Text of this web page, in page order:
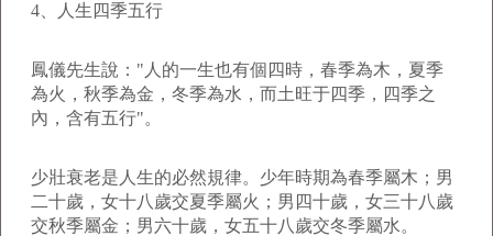
4、人生四季五行
鳳儀先生說："人的一生也有個四時，春季為木，夏季
為火，秋季為金，冬季為水，而土旺于四季，四季之
內，含有五行"。
少壯衰老是人生的必然規律。少年時期為春季屬木；男
二十歲，女十八歲交夏季屬火；男四十歲，女三十八歲
交秋季屬金；男六十歲，女五十八歲交冬季屬水。